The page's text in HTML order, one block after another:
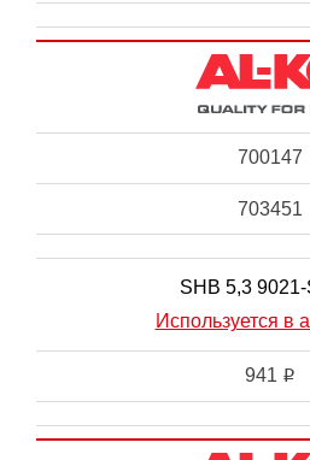
700147
703451
SHB 5,3
Используется в
941 i